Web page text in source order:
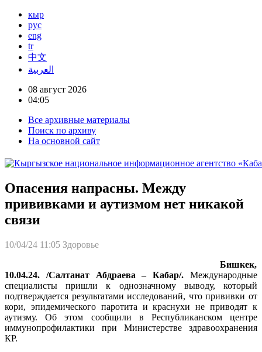
кыр
рус
eng
tr
中文
العربية
08 август 2026
04:05
Все архивные материалы
Поиск по архиву
На основной сайт
Опасения напрасны. Между
прививками и аутизмом нет никакой
связи
10/04/24 11:05 Здоровье
Бишкек,
10.04.24. /Салтанат Абдраева – Кабар/. Международные
специалисты пришли к однозначному выводу, который
подтверждается результатами исследований, что прививки от
кори, эпидемического паротита и краснухи не приводят к
аутизму. Об этом сообщили в Республиканском центре
иммунопрофилактики при Министерстве здравоохранения
КР.